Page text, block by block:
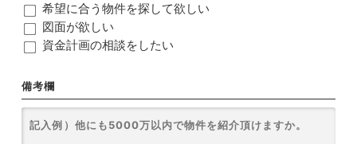
希望に合う物件を探して欲しい
図面が欲しい
資金計画の相談をしたい
備考欄